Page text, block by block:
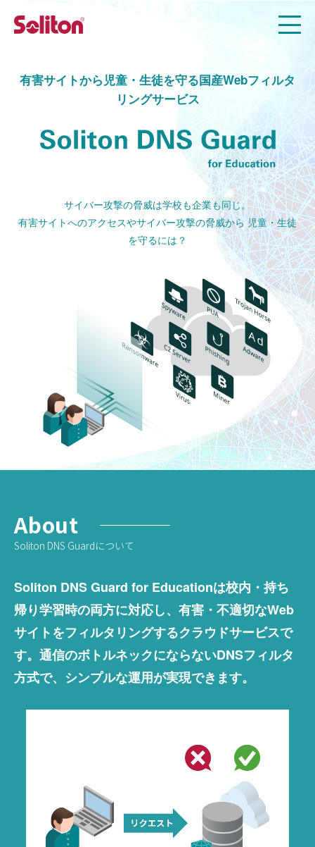
有害サイトから児童・生徒を守る国産Webフィルタ
リングサービス
サイバー攻撃の脅威は学校も企業も同じ。
有害サイトへのアクセスやサイバー攻撃の脅威から児童・生徒
を守るには？
About
Soliton DNS Guardについて
Soliton DNS Guard for Educationは校内・持ち
帰り学習時の両方に対応し、有害・不適切なWeb
サイトをフィルタリングするクラウドサービスで
す。通信のボトルネックにならないDNSフィルタ
方式で、シンプルな運用が実現できます。